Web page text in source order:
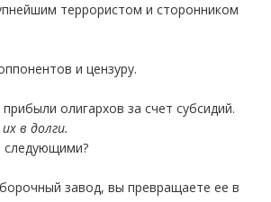
террористом и сторонником
и цензуру.
олигархов за счет субсидий.
в долги.
следующими?
завод, вы превращаете ее в